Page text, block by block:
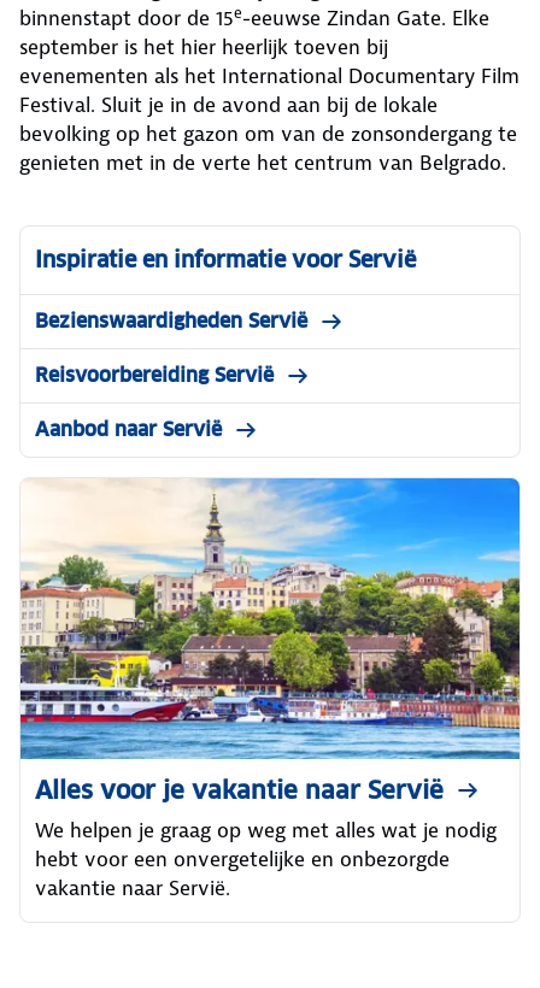
binnenstapt door de 15e-eeuwse Zindan Gate. Elke
september is het hier heerlijk toeven bij
evenementen als het International Documentary Film
Festival. Sluit je in de avond aan bij de lokale
bevolking op het gazon om van de zonsondergang te
genieten met in de verte het centrum van Belgrado.
Inspiratie en informatie voor Servië
Bezienswaardigheden Servië
Reisvoorbereiding Servië
Aanbod naar Servië
Alles voor je vakantie naar Servië
We helpen je graag op weg met alles wat je nodig
hebt voor een onvergetelijke en onbezorgde
vakantie naar Servië.